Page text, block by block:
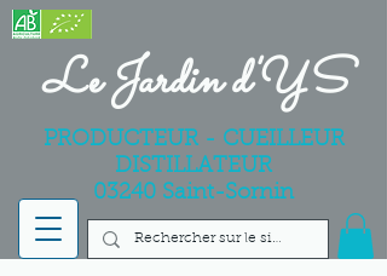
Le Jardin d'YS
PRODUCTEUR - CUEILLEUR
DISTILLATEUR
03240 Saint-Sornin